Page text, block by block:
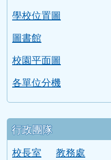
學校位置圖
圖書館
校園平面圖
各單位分機
行政團隊
校長室
教務處